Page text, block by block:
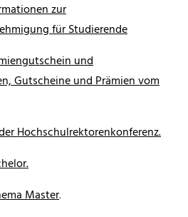
zur
für Studierende
und
Gutscheine und Prämien vom
Hochschulrektorenkonferenz.
Master.